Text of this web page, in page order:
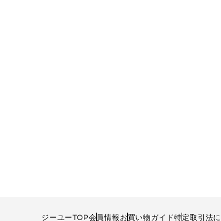
ジーユーTOP会員情報お買い物ガイド特定取引法